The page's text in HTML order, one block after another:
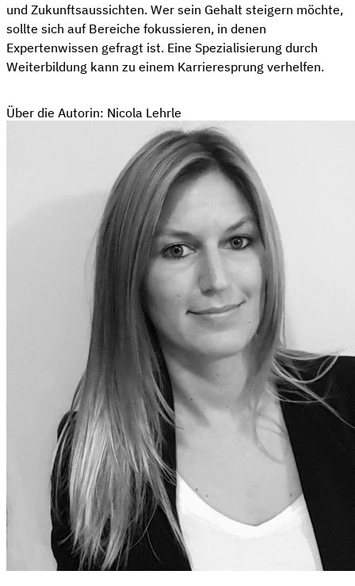
und Zukunftsaussichten. Wer sein Gehalt steigern möchte,
sollte sich auf Bereiche fokussieren, in denen
Expertenwissen gefragt ist. Eine Spezialisierung durch
Weiterbildung kann zu einem Karrieresprung verhelfen.
Über die Autorin: Nicola Lehrle